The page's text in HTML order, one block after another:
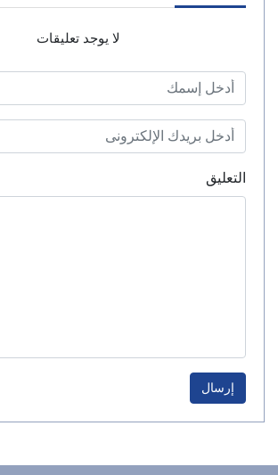
لا يوجد تعليقات
التعليق
إرسال